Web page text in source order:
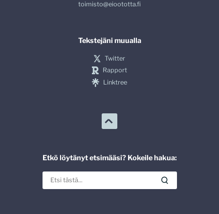
toimisto@eioototta.fi
Tekstejäni muualla
Twitter
Rapport
Linktree
Etkö löytänyt etsimääsi? Kokeile hakua: